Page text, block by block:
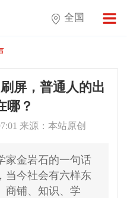
全国
屏，普通人的出
哪？
来源：本站原创
家金岩石的一句话
当今社会有六样东
商铺、知识、学